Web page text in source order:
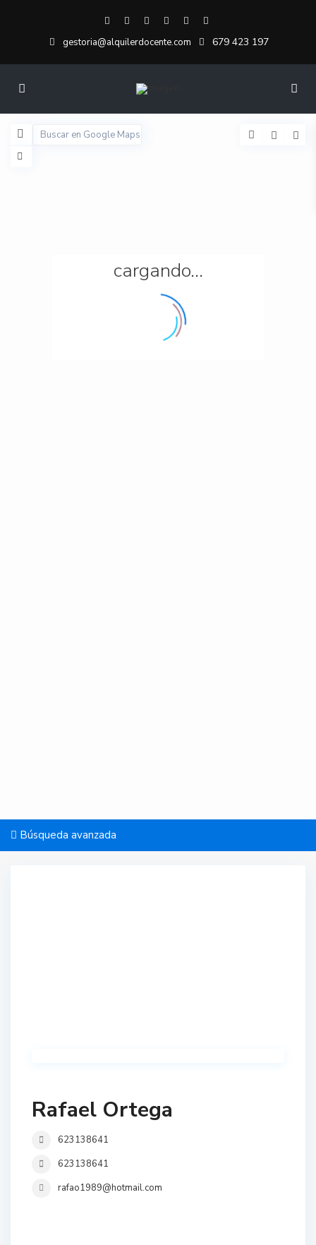
gestoria@alquilerdocente.com 679 423 197
cargando...
Búsqueda avanzada
Rafael Ortega
623138641
623138641
rafao1989@hotmail.com